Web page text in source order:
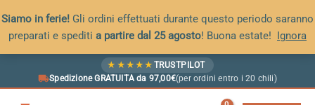
Siamo in ferie! Gli ordini effettuati durante questo periodo saranno
preparati e spediti a partire dal 25 agosto! Buona estate! Ignora
★ ★ ★ ★ ★ TRUSTPILOT
Spedizione GRATUITA da 97,00€(per ordini entro i 20 chili)